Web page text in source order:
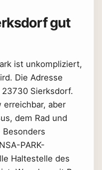
gut
ist unkompliziert,
Die Adresse
23730 Sierksdorf.
erreichbar, aber
dem Rad und
PARK-
Haltestelle des